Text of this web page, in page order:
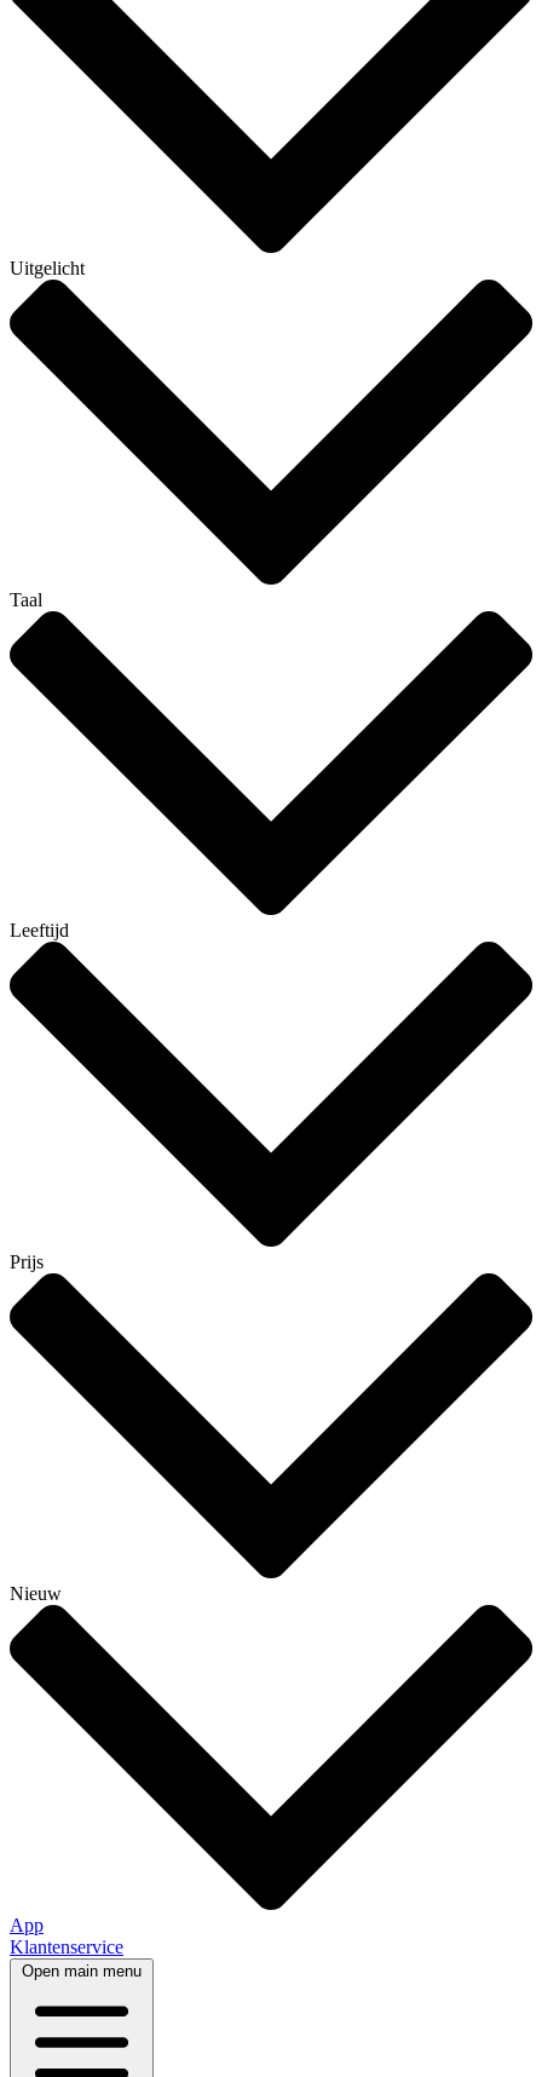
Uitgelicht
Taal
Leeftijd
Prijs
Nieuw
App
Klantenservice
Open main menu